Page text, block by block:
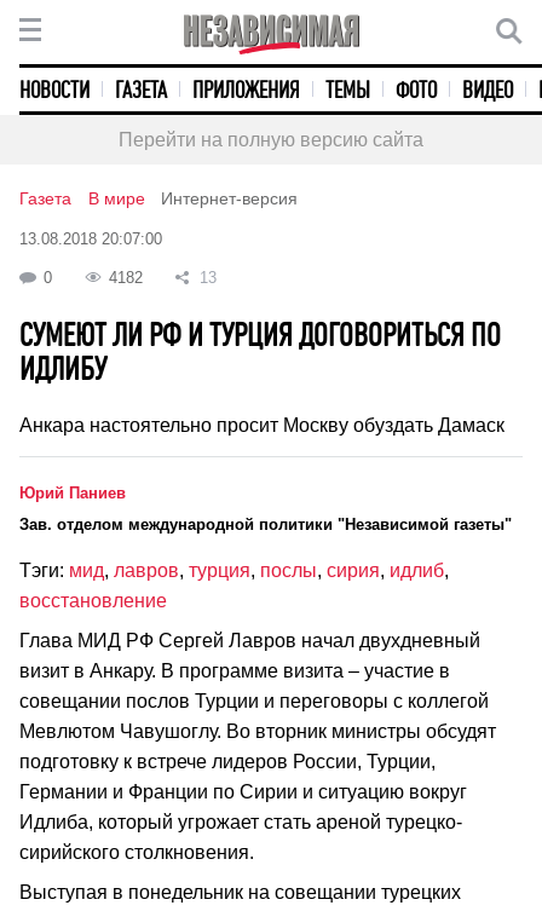
НОВОСТИ ГАЗЕТА ПРИЛОЖЕНИЯ ТЕМЫ ФОТО ВИДЕО
Перейти на полную версию сайта
Газета В мире Интернет-версия
13.08.2018 20:07:00
0 4182 13
СУМЕЮТ ЛИ РФ И ТУРЦИЯ ДОГОВОРИТЬСЯ ПО
ИДЛИБУ
Анкара настоятельно просит Москву обуздать Дамаск
Юрий Паниев
Зав. отделом международной политики "Независимой газеты"
Тэги: мид, лавров, турция, послы, сирия, идлиб,
восстановление
Глава МИД РФ Сергей Лавров начал двухдневный
визит в Анкару. В программе визита – участие в
совещании послов Турции и переговоры с коллегой
Мевлютом Чавушоглу. Во вторник министры обсудят
подготовку к встрече лидеров России, Турции,
Германии и Франции по Сирии и ситуацию вокруг
Идлиба, который угрожает стать ареной турецко-
сирийского столкновения.
Выступая в понедельник на совещании турецких